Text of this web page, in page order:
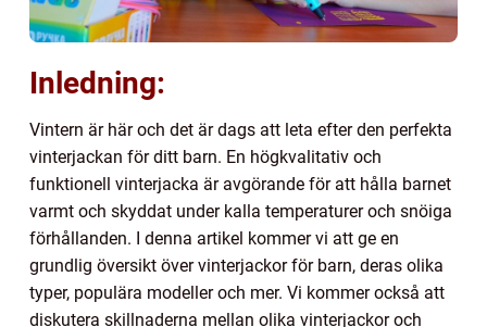
Inledning:
Vintern är här och det är dags att leta efter den perfekta
vinterjackan för ditt barn. En högkvalitativ och
funktionell vinterjacka är avgörande för att hålla barnet
varmt och skyddat under kalla temperaturer och snöiga
förhållanden. I denna artikel kommer vi att ge en
grundlig översikt över vinterjackor för barn, deras olika
typer, populära modeller och mer. Vi kommer också att
diskutera skillnaderna mellan olika vinterjackor och